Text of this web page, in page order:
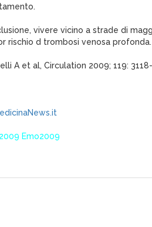
vivere vicino a strade di
rischio d trombosi venosa profonda.
A et al, Circulation 2009; 119:
Emo2009